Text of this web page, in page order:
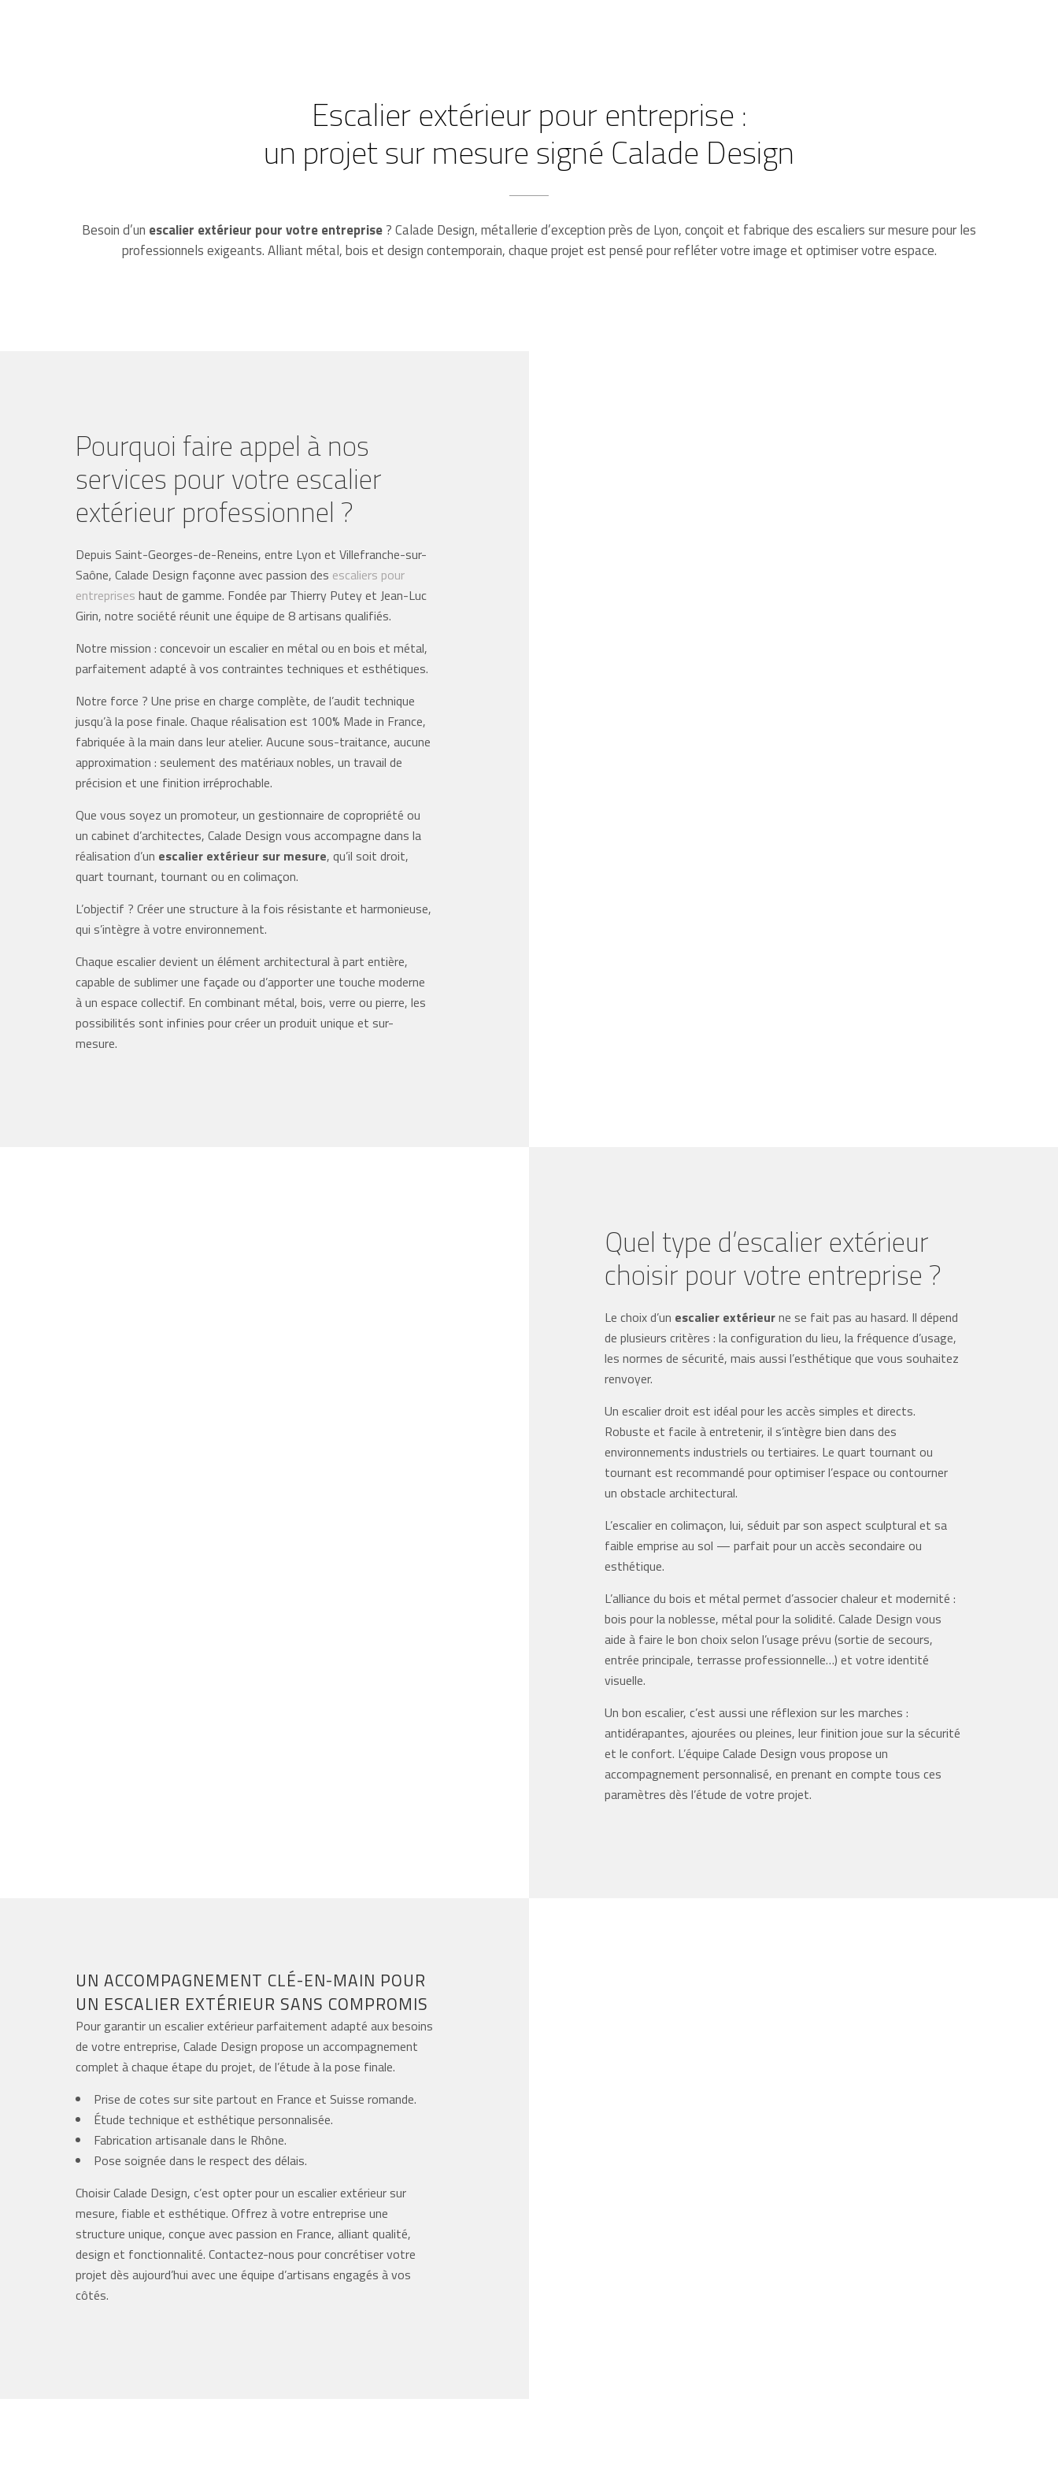
Escalier extérieur pour entreprise :
un projet sur mesure signé Calade Design
Besoin d’un escalier extérieur pour votre entreprise? Calade Design, métallerie d’exception près de Lyon, conçoit et fabrique des escaliers sur mesure pour les
professionnels exigeants. Alliant métal, bois et design contemporain, chaque projet est pensé pour refléter votre image et optimiser votre espace.
Pourquoi faire appel à nos
services pour votre escalier
extérieur professionnel ?
Depuis Saint-Georges-de-Reneins, entre Lyon et Villefranche-sur-
Saône, Calade Design façonne avec passion des escaliers pour
entreprises haut de gamme. Fondée par Thierry Putey et Jean-Luc
Girin, notre société réunit une équipe de 8 artisans qualifiés.
Notre mission : concevoir un escalier en métal ou en bois et métal,
parfaitement adapté à vos contraintes techniques et esthétiques.
Notre force ? Une prise en charge complète, de l’audit technique
jusqu’à la pose finale. Chaque réalisation est 100% Made in France,
fabriquée à la main dans leur atelier. Aucune sous-traitance, aucune
approximation : seulement des matériaux nobles, un travail de
précision et une finition irréprochable.
Que vous soyez un promoteur, un gestionnaire de copropriété ou
un cabinet d’architectes, Calade Design vous accompagne dans la
réalisation d’un escalier extérieur sur mesure, qu’il soit droit,
quart tournant, tournant ou en colimaçon.
L’objectif ? Créer une structure à la fois résistante et harmonieuse,
qui s’intègre à votre environnement.
Chaque escalier devient un élément architectural à part entière,
capable de sublimer une façade ou d’apporter une touche moderne
à un espace collectif. En combinant métal, bois, verre ou pierre, les
possibilités sont infinies pour créer un produit unique et sur-
mesure.
Quel type d’escalier extérieur
choisir pour votre entreprise ?
Le choix d’un escalier extérieurne se fait pas au hasard. Il dépend
de plusieurs critères : la configuration du lieu, la fréquence d’usage,
les normes de sécurité, mais aussi l’esthétique que vous souhaitez
renvoyer.
Un escalier droit est idéal pour les accès simples et directs.
Robuste et facile à entretenir, il s’intègre bien dans des
environnements industriels ou tertiaires. Le quart tournant ou
tournant est recommandé pour optimiser l’espace ou contourner
un obstacle architectural.
L’escalier en colimaçon, lui, séduit par son aspect sculptural et sa
faible emprise au sol — parfait pour un accès secondaire ou
esthétique.
L’alliance du bois et métal permet d’associer chaleur et modernité :
bois pour la noblesse, métal pour la solidité. Calade Design vous
aide à faire le bon choix selon l’usage prévu (sortie de secours,
entrée principale, terrasse professionnelle…) et votre identité
visuelle.
Un bon escalier, c’est aussi une réflexion sur les marches :
antidérapantes, ajourées ou pleines, leur finition joue sur la sécurité
et le confort. L’équipe Calade Design vous propose un
accompagnement personnalisé, en prenant en compte tous ces
paramètres dès l’étude de votre projet.
UN ACCOMPAGNEMENT CLÉ-EN-MAIN POUR
UN ESCALIER EXTÉRIEUR SANS COMPROMIS
Pour garantir un escalier extérieur parfaitement adapté aux besoins
de votre entreprise, Calade Design propose un accompagnement
complet à chaque étape du projet, de l’étude à la pose finale.
Prise de cotes sur site partout en France et Suisse romande.
Étude technique et esthétique personnalisée.
Fabrication artisanale dans le Rhône.
Pose soignée dans le respect des délais.
Choisir Calade Design, c’est opter pour un escalier extérieur sur
mesure, fiable et esthétique. Offrez à votre entreprise une
structure unique, conçue avec passion en France, alliant qualité,
design et fonctionnalité. Contactez-nous pour concrétiser votre
projet dès aujourd’hui avec une équipe d’artisans engagés à vos
côtés.